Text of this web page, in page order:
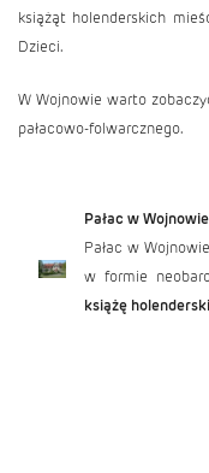
książąt holenderskich
Dzieci.
W Wojnowie warto
pałacowo-folwarcznego.
Pałac w Wojnowie
Pałac w
w formie
książę holenderski